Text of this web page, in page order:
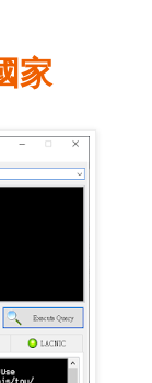
家